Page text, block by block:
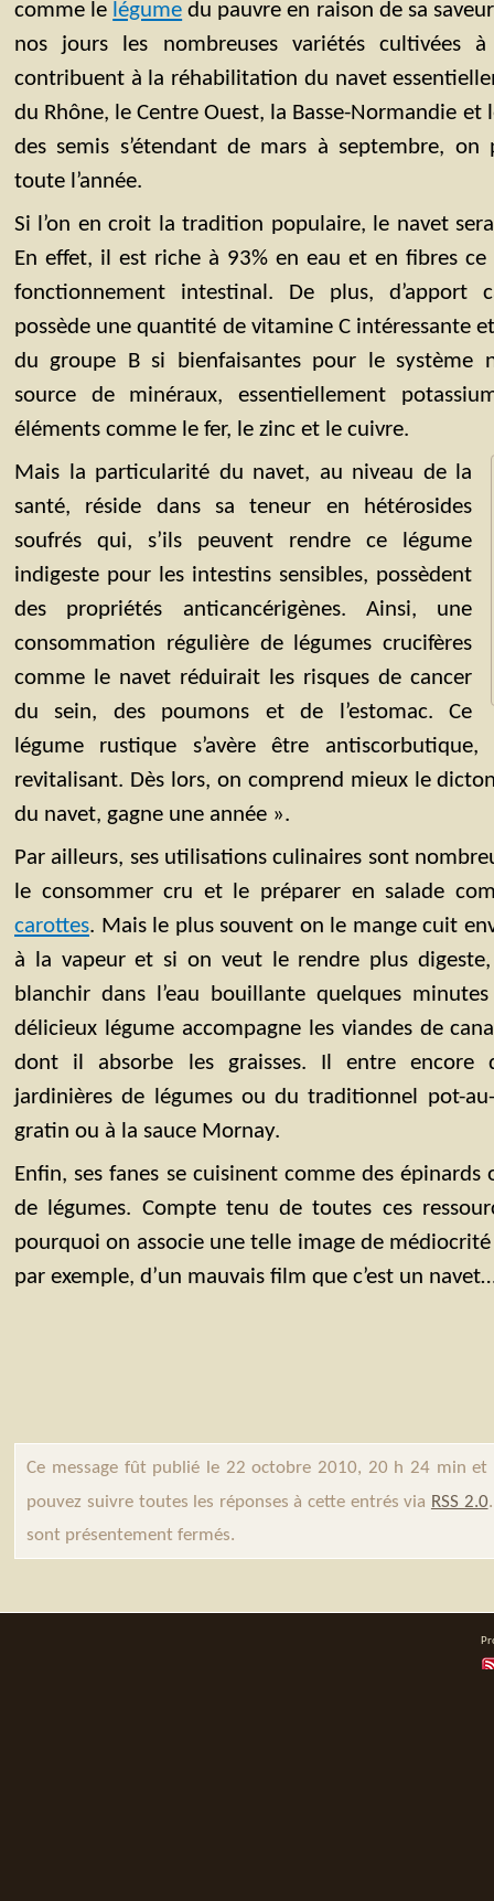
comme le légume du pauvre en raison de sa
nos jours les nombreuses variétés cultivées
contribuent à la réhabilitation du navet
du Rhône, le Centre Ouest, la Basse-Normandie
des semis s’étendant de mars à septembre,
toute l’année.
Si l’on en croit la tradition populaire, le navet
En effet, il est riche à 93% en eau et en fibres ce
fonctionnement intestinal. De plus, d’apport
possède une quantité de vitamine C intéressante
du groupe B si bienfaisantes pour le système
source de minéraux, essentiellement
éléments comme le fer, le zinc et le cuivre.
Mais la particularité du navet, au niveau de la
santé, réside dans sa teneur en hétérosides
soufrés qui, s’ils peuvent rendre ce légume
indigeste pour les intestins sensibles, possèdent
des propriétés anticancérigènes. Ainsi, une
consommation régulière de légumes crucifères
comme le navet réduirait les risques de cancer
du sein, des poumons et de l’estomac. Ce
légume rustique s’avère être
revitalisant. Dès lors, on comprend mieux le
du navet, gagne une année ».
Par ailleurs, ses utilisations culinaires sont
le consommer cru et le préparer en salade
carottes. Mais le plus souvent on le mange cuit
à la vapeur et si on veut le rendre plus
blanchir dans l’eau bouillante quelques
délicieux légume accompagne les viandes de
dont il absorbe les graisses. Il entre encore
jardinières de légumes ou du traditionnel pot-
gratin ou à la sauce Mornay.
Enfin, ses fanes se cuisinent comme des épinards
de légumes. Compte tenu de toutes ces
pourquoi on associe une telle image de
par exemple, d’un mauvais film que c’est un
Ce message fût publié le 22 octobre 2010, 20 h 24 min et
pouvez suivre toutes les réponses à cette entrés via RSS 2.0
sont présentement fermés.